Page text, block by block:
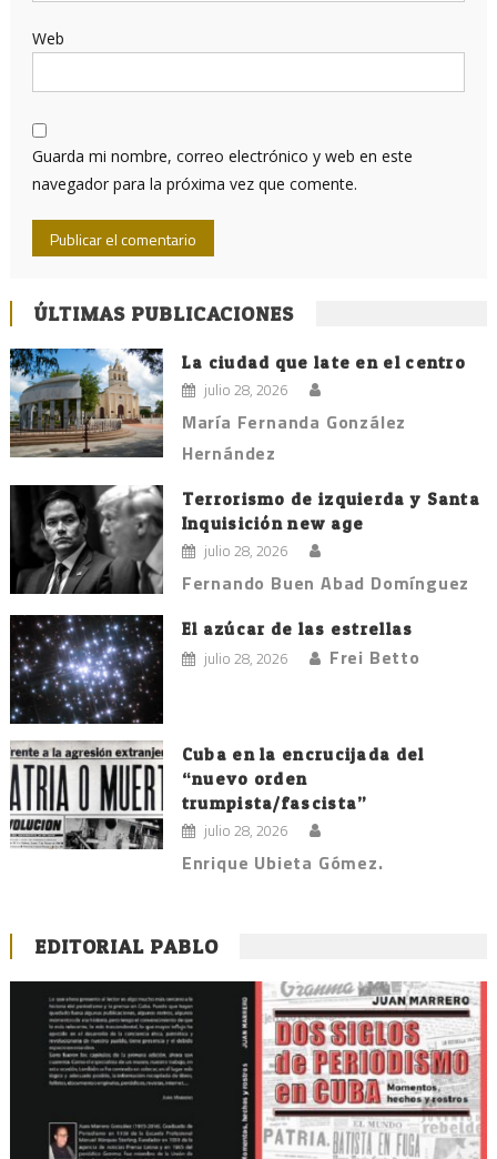
Web
Guarda mi nombre, correo electrónico y web en este
navegador para la próxima vez que comente.
ÚLTIMAS PUBLICACIONES
La ciudad que late en el centro
julio 28, 2026
María Fernanda González
Hernández
Terrorismo de izquierda y Santa
Inquisición new age
julio 28, 2026
Fernando Buen Abad Domínguez
El azúcar de las estrellas
julio 28, 2026 Frei Betto
Cuba en la encrucijada del
“nuevo orden
trumpista/fascista”
julio 28, 2026
Enrique Ubieta Gómez.
EDITORIAL PABLO